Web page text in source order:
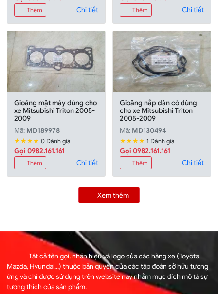
Thêm Chi tiết Thêm Chi tiết
Gioăng mặt máy dùng cho
xe Mitsubishi Triton 2005-
2009
Mã: MD189978
★★★★ 0 Đánh giá
Gọi 0982.161.161
Thêm Chi tiết
Gioăng nắp dàn cò dùng
cho xe Mitsubishi Triton
2005-2009
Mã: MD130494
★★★★ 1 Đánh giá
Gọi 0982.161.161
Thêm Chi tiết
Xem thêm
Tất cả tên gọi, nhãn hiệu và logo của các hãng xe (Toyota,
Mazda, Hyundai...) thuộc bản quyền của các tập đoàn sở hữu tương
ứng và chỉ được sử dụng trên website này nhằm mục đích mô tả sự
tương thích của sản phẩm.